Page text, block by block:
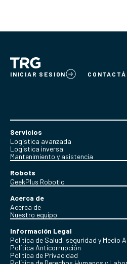
INICIAR SESION CONTACTÁ
Servicios
Logística avanzada
Logística inversa
Mantenimiento y asistencia
Robots
GeekPlus Robotic
Acerca de
Acerca de
Nuestro equipo
Información Legal
Política de Salud, seguridad y Medio
Política Anticorrupción
Politica de Privacidad